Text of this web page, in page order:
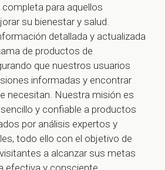
completa para aquellos
su bienestar y salud.
detallada y actualizada
de productos de
que nuestros usuarios
informadas y encontrar
necesitan. Nuestra misión es
y confiable a productos
por análisis expertos y
todo ello con el objetivo de
a alcanzar sus metas
efectiva y consciente.